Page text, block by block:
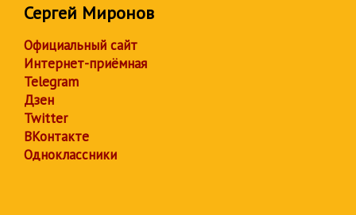
Сергей Миронов
Официальный сайт
Интернет-приёмная
Telegram
Дзен
Twitter
ВКонтакте
Одноклассники